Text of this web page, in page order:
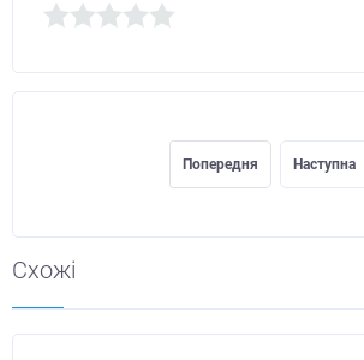
Попередня Наступна
Схожі